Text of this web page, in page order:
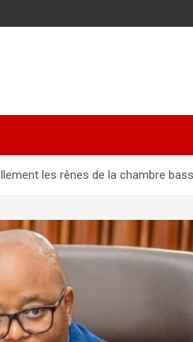
les rênes de la chambre